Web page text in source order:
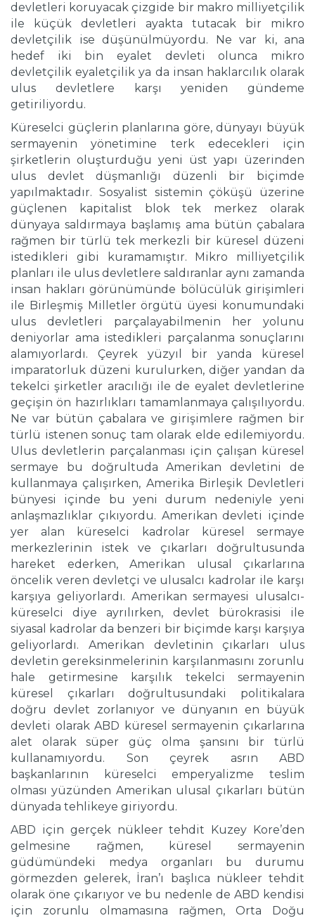
devletleri koruyacak çizgide bir makro milliyetçilik
ile küçük devletleri ayakta tutacak bir mikro
devletçilik ise düşünülmüyordu. Ne var ki, ana
hedef iki bin eyalet devleti olunca mikro
devletçilik eyaletçilik ya da insan haklarcılık olarak
ulus devletlere karşı yeniden gündeme
getiriliyordu.
Küreselci güçlerin planlarına göre, dünyayı büyük
sermayenin yönetimine terk edecekleri için
şirketlerin oluşturduğu yeni üst yapı üzerinden
ulus devlet düşmanlığı düzenli bir biçimde
yapılmaktadır. Sosyalist sistemin çöküşü üzerine
güçlenen kapitalist blok tek merkez olarak
dünyaya saldırmaya başlamış ama bütün çabalara
rağmen bir türlü tek merkezli bir küresel düzeni
istedikleri gibi kuramamıştır. Mikro milliyetçilik
planları ile ulus devletlere saldıranlar aynı zamanda
insan hakları görünümünde bölücülük girişimleri
ile Birleşmiş Milletler örgütü üyesi konumundaki
ulus devletleri parçalayabilmenin her yolunu
deniyorlar ama istedikleri parçalanma sonuçlarını
alamıyorlardı. Çeyrek yüzyıl bir yanda küresel
imparatorluk düzeni kurulurken, diğer yandan da
tekelci şirketler aracılığı ile de eyalet devletlerine
geçişin ön hazırlıkları tamamlanmaya çalışılıyordu.
Ne var bütün çabalara ve girişimlere rağmen bir
türlü istenen sonuç tam olarak elde edilemiyordu.
Ulus devletlerin parçalanması için çalışan küresel
sermaye bu doğrultuda Amerikan devletini de
kullanmaya çalışırken, Amerika Birleşik Devletleri
bünyesi içinde bu yeni durum nedeniyle yeni
anlaşmazlıklar çıkıyordu. Amerikan devleti içinde
yer alan küreselci kadrolar küresel sermaye
merkezlerinin istek ve çıkarları doğrultusunda
hareket ederken, Amerikan ulusal çıkarlarına
öncelik veren devletçi ve ulusalcı kadrolar ile karşı
karşıya geliyorlardı. Amerikan sermayesi ulusalcı-
küreselci diye ayrılırken, devlet bürokrasisi ile
siyasal kadrolar da benzeri bir biçimde karşı karşıya
geliyorlardı. Amerikan devletinin çıkarları ulus
devletin gereksinmelerinin karşılanmasını zorunlu
hale getirmesine karşılık tekelci sermayenin
küresel çıkarları doğrultusundaki politikalara
doğru devlet zorlanıyor ve dünyanın en büyük
devleti olarak ABD küresel sermayenin çıkarlarına
alet olarak süper güç olma şansını bir türlü
kullanamıyordu. Son çeyrek asrın ABD
başkanlarının küreselci emperyalizme teslim
olması yüzünden Amerikan ulusal çıkarları bütün
dünyada tehlikeye giriyordu.
ABD için gerçek nükleer tehdit Kuzey Kore’den
gelmesine rağmen, küresel sermayenin
güdümündeki medya organları bu durumu
görmezden gelerek, İran’ı başlıca nükleer tehdit
olarak öne çıkarıyor ve bu nedenle de ABD kendisi
için zorunlu olmamasına rağmen, Orta Doğu